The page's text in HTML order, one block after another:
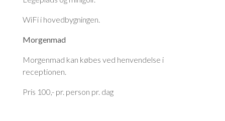
WiFi i hovedbygningen.
Morgenmad
Morgenmad kan købes ved henvendelse i
receptionen.
Pris 100,- pr. person pr. dag